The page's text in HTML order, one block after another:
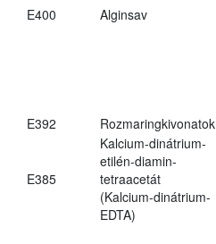
E400 Alginsav
E392
Rozmaringkivonatok
E385
Kalcium-dinátrium-
etilén-diamin-
tetraacetát
(Kalcium-dinátrium-
EDTA)